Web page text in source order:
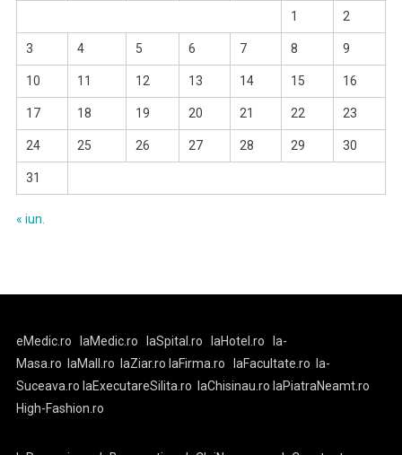
1 2
3 4 5 6 7 8 9
10 11 12 13 14 15 16
17 18 19 20 21 22 23
24 25 26 27 28 29 30
31
« iun.
eMedic.ro laMedic.ro laSpital.ro laHotel.ro
la-
Masa.ro
laMall.ro laZiar.ro laFirma.ro laFacultate.ro
la-
Suceava.ro laExecutareSilita.ro laChisinau.ro laPiatraNeamt.ro
High-Fashion.ro